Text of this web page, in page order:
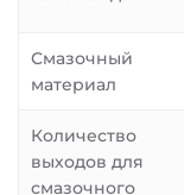
Смазочный
материал
Количество
выходов для
смазочного